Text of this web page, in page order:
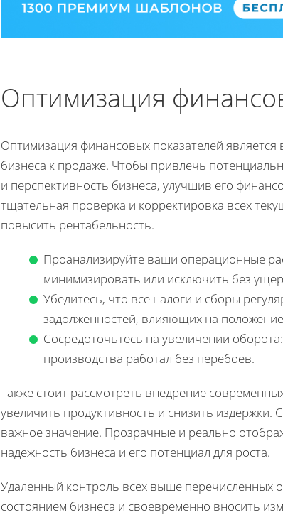
Оптимизация
Оптимизация финансовых показателей
бизнеса к продаже. Чтобы привлечь
и перспективность бизнеса, улучшив его
тщательная проверка и корректировка всех
повысить рентабельность.
Проанализируйте ваши операционные
минимизировать или исключить без
Убедитесь, что все налоги и сборы
задолженностей, влияющих на
Сосредоточьтесь на увеличении
производства работал без перебоев.
Также стоит рассмотреть внедрение
увеличить продуктивность и снизить
важное значение. Прозрачные и реально
надежность бизнеса и его потенциал для роста.
Удаленный контроль всех выше перечисленных
состоянием бизнеса и своевременно вносить